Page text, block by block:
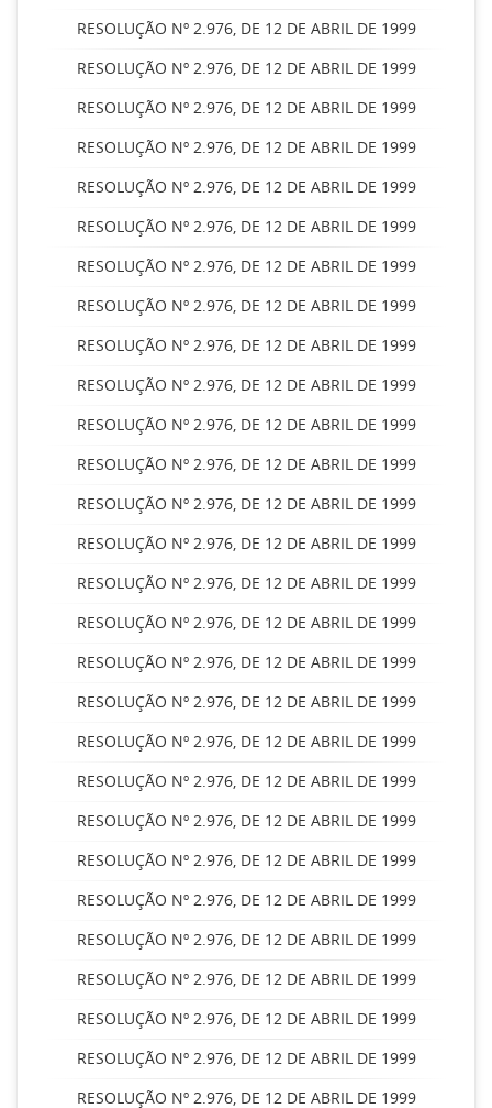
RESOLUÇÃO Nº 2.976, DE 12 DE ABRIL DE 1999
RESOLUÇÃO Nº 2.976, DE 12 DE ABRIL DE 1999
RESOLUÇÃO Nº 2.976, DE 12 DE ABRIL DE 1999
RESOLUÇÃO Nº 2.976, DE 12 DE ABRIL DE 1999
RESOLUÇÃO Nº 2.976, DE 12 DE ABRIL DE 1999
RESOLUÇÃO Nº 2.976, DE 12 DE ABRIL DE 1999
RESOLUÇÃO Nº 2.976, DE 12 DE ABRIL DE 1999
RESOLUÇÃO Nº 2.976, DE 12 DE ABRIL DE 1999
RESOLUÇÃO Nº 2.976, DE 12 DE ABRIL DE 1999
RESOLUÇÃO Nº 2.976, DE 12 DE ABRIL DE 1999
RESOLUÇÃO Nº 2.976, DE 12 DE ABRIL DE 1999
RESOLUÇÃO Nº 2.976, DE 12 DE ABRIL DE 1999
RESOLUÇÃO Nº 2.976, DE 12 DE ABRIL DE 1999
RESOLUÇÃO Nº 2.976, DE 12 DE ABRIL DE 1999
RESOLUÇÃO Nº 2.976, DE 12 DE ABRIL DE 1999
RESOLUÇÃO Nº 2.976, DE 12 DE ABRIL DE 1999
RESOLUÇÃO Nº 2.976, DE 12 DE ABRIL DE 1999
RESOLUÇÃO Nº 2.976, DE 12 DE ABRIL DE 1999
RESOLUÇÃO Nº 2.976, DE 12 DE ABRIL DE 1999
RESOLUÇÃO Nº 2.976, DE 12 DE ABRIL DE 1999
RESOLUÇÃO Nº 2.976, DE 12 DE ABRIL DE 1999
RESOLUÇÃO Nº 2.976, DE 12 DE ABRIL DE 1999
RESOLUÇÃO Nº 2.976, DE 12 DE ABRIL DE 1999
RESOLUÇÃO Nº 2.976, DE 12 DE ABRIL DE 1999
RESOLUÇÃO Nº 2.976, DE 12 DE ABRIL DE 1999
RESOLUÇÃO Nº 2.976, DE 12 DE ABRIL DE 1999
RESOLUÇÃO Nº 2.976, DE 12 DE ABRIL DE 1999
RESOLUÇÃO Nº 2.976, DE 12 DE ABRIL DE 1999